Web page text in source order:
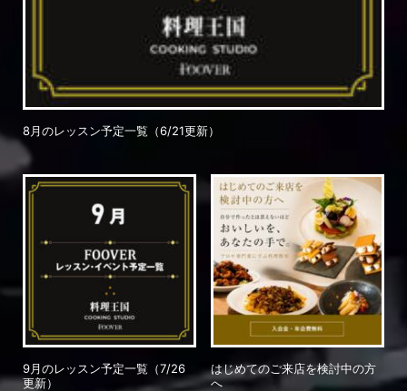
8月のレッスン予定一覧（6/21更新）
9月のレッスン予定一覧（7/26
更新）
はじめてのご来店を検討中の方
へ